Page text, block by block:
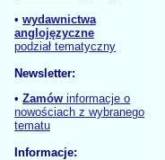
• wydawnictwa
anglojęzyczne
podział tematyczny
Newsletter:
• Zamów informacje o
nowościach z wybranego
tematu
Informacje: